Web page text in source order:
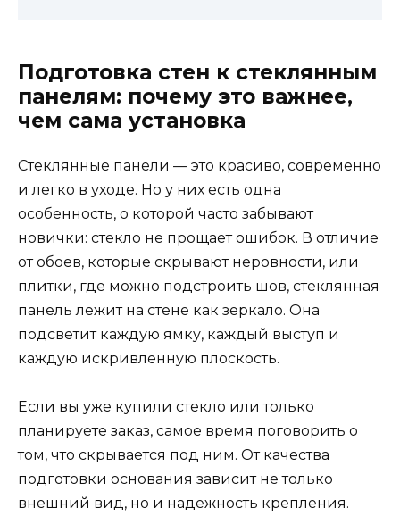
Подготовка стен к стеклянным
панелям: почему это важнее,
чем сама установка
Стеклянные панели — это красиво, современно
и легко в уходе. Но у них есть одна
особенность, о которой часто забывают
новички: стекло не прощает ошибок. В отличие
от обоев, которые скрывают неровности, или
плитки, где можно подстроить шов, стеклянная
панель лежит на стене как зеркало. Она
подсветит каждую ямку, каждый выступ и
каждую искривленную плоскость.
Если вы уже купили стекло или только
планируете заказ, самое время поговорить о
том, что скрывается под ним. От качества
подготовки основания зависит не только
внешний вид, но и надежность крепления.